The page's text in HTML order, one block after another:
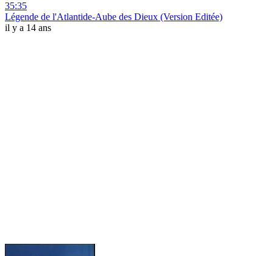
35:35
Légende de l'Atlantide-Aube des Dieux (Version Editée)
il y a 14 ans